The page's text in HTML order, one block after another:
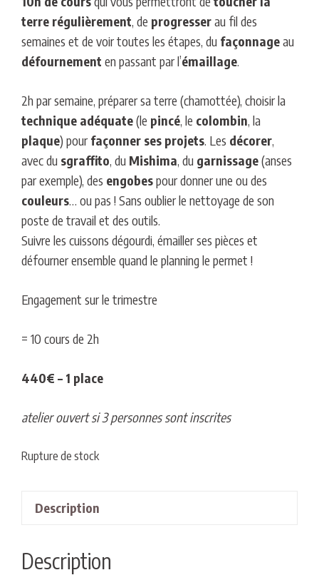
terre régulièrement, de progresserau fil des
semaines et de voir toutes les étapes, du façonnageau
défournement en passant par l’émaillage.
2h par semaine, préparer sa terre (chamottée), choisir la
technique adéquate(le pincé, le colombin, la
plaque) pour façonner ses projets. Les décorer,
avec du sgraffito, du Mishima, du garnissage(anses
par exemple), des engobespour donner une ou des
couleurs… ou pas ! Sans oublier le nettoyage de son
poste de travail et des outils.
Suivre les cuissons dégourdi, émailler ses pièces et
défourner ensemble quand le planning le permet !
Engagement sur le trimestre
= 10 cours de 2h
440€ – 1 place
atelier ouvert si 3 personnes sont inscrites
Rupture de stock
Description
Description